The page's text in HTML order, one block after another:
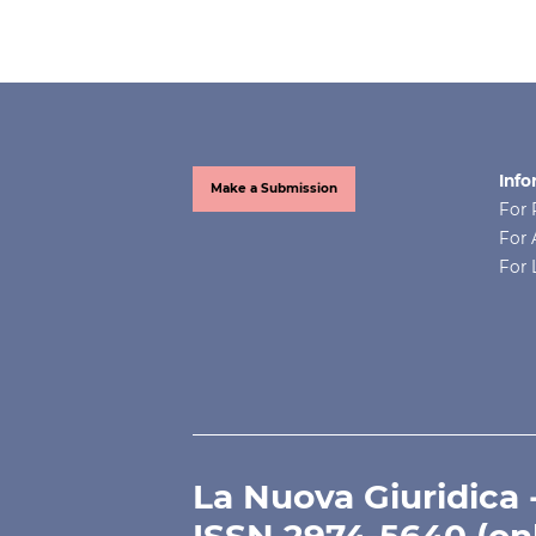
Make a Submission
For
For
For
La Nuova